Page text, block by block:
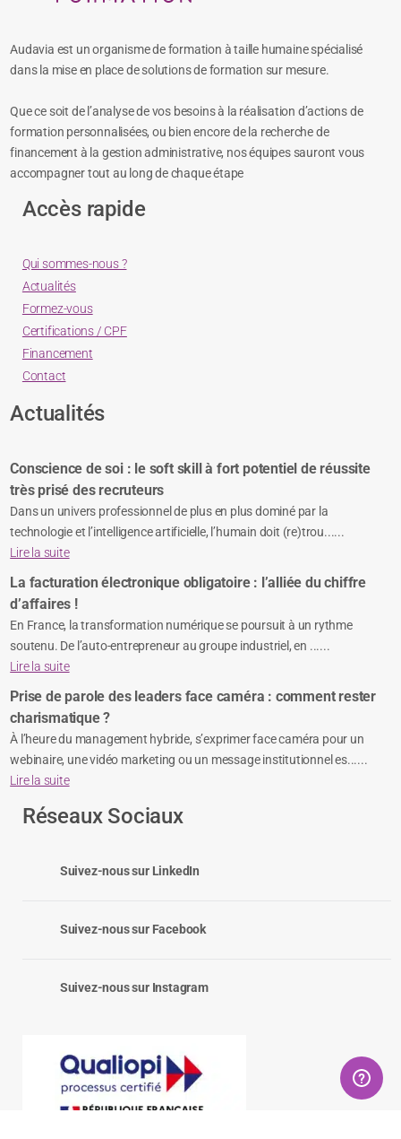
Audavia est un organisme de formation à taille humaine spécialisé
dans la mise en place de solutions de formation sur mesure.
Que ce soit de l’analyse de vos besoins à la réalisation d’actions de
formation personnalisées, ou bien encore de la recherche de
financement à la gestion administrative, nos équipes sauront vous
accompagner tout au long de chaque étape
Accès rapide
Qui sommes-nous ?
Actualités
Formez-vous
Certifications / CPF
Financement
Contact
Actualités
Conscience de soi : le soft skill à fort potentiel de réussite
très prisé des recruteurs
Dans un univers professionnel de plus en plus dominé par la
technologie et l’intelligence artificielle, l’humain doit (re)trou......
Lire la suite
La facturation électronique obligatoire : l’alliée du chiffre
d’affaires !
En France, la transformation numérique se poursuit à un rythme
soutenu. De l’auto-entrepreneur au groupe industriel, en ......
Lire la suite
Prise de parole des leaders face caméra : comment rester
charismatique ?
À l’heure du management hybride, s’exprimer face caméra pour un
webinaire, une vidéo marketing ou un message institutionnel es......
Lire la suite
Réseaux Sociaux
Suivez-nous sur LinkedIn
Suivez-nous sur Facebook
Suivez-nous sur Instagram